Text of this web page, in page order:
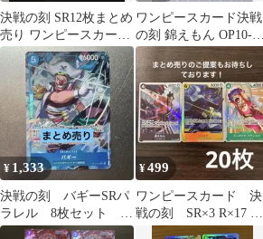
決戦の刻 SR12枚まとめ
売り ワンピースカード
ゲーム
ワンピースカード決戦
の刻 錦えもん OP10-
082 SR
¥ 1,333
決戦の刻 バギーSRパ
ラレル 8枚セット ま
とめ売り
¥499
ワンピースカード 決
戦の刻 SR×3 R×17 計